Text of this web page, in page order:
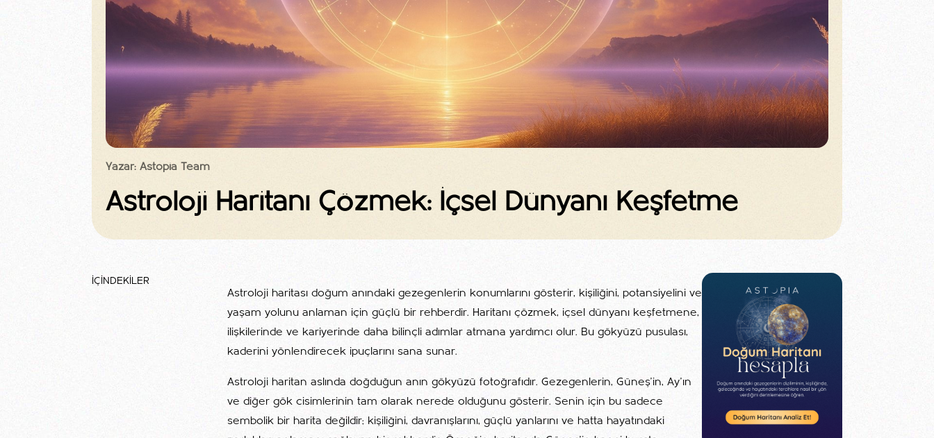
Yazar: Astopia Team
Astroloji Haritanı Çözmek: İçsel Dünyanı Keşfetme
İÇİNDEKİLER
Astroloji haritası doğum anındaki gezegenlerin konumlarını gösterir, kişiliğini, potansiyelini ve
yaşam yolunu anlaman için güçlü bir rehberdir. Haritanı çözmek, içsel dünyanı keşfetmene,
ilişkilerinde ve kariyerinde daha bilinçli adımlar atmana yardımcı olur. Bu gökyüzü pusulası,
kaderini yönlendirecek ipuçlarını sana sunar.
Astroloji haritan aslında doğduğun anın gökyüzü fotoğrafıdır. Gezegenlerin, Güneş’in, Ay’ın
ve diğer gök cisimlerinin tam olarak nerede olduğunu gösterir. Senin için bu sadece
sembolik bir harita değildir; kişiliğini, davranışlarını, güçlü yanlarını ve hatta hayatındaki